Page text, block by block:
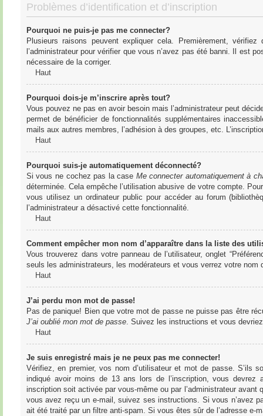
Problèmes d’identification et d’inscription
Pourquoi ne puis-je pas me connecter?
Plusieurs raisons peuvent expliquer cela. Premièrement,
l’administrateur pour vérifier que vous n’avez pas été banni. Il est
nécessaire de la corriger.
Haut
Pourquoi dois-je m’inscrire après tout?
Vous pouvez ne pas en avoir besoin mais l’administrateur peut
permet de bénéficier de fonctionnalités supplémentaires
mails aux autres membres, l’adhésion à des groupes, etc.
Haut
Pourquoi suis-je automatiquement déconnecté?
Si vous ne cochez pas la case Me connecter automatiquement à
déterminée. Cela empêche l’utilisation abusive de votre compte.
vous utilisez un ordinateur public pour accéder au forum
l’administrateur a désactivé cette fonctionnalité.
Haut
Comment empêcher mon nom d’apparaître dans la liste des
Vous trouverez dans votre panneau de l’utilisateur, onglet
seuls les administrateurs, les modérateurs et vous verrez votre
Haut
J’ai perdu mon mot de passe!
Pas de panique! Bien que votre mot de passe ne puisse pas être
J’ai oublié mon mot de passe. Suivez les instructions et vous
Haut
Je suis enregistré mais je ne peux pas me connecter!
Vérifiez, en premier, vos nom d’utilisateur et mot de passe.
indiqué avoir moins de 13 ans lors de l’inscription, vous
inscription soit activée par vous-même ou par l’administrateur
vous avez reçu un e-mail, suivez ses instructions. Si vous n’avez
ait été traité par un filtre anti-spam. Si vous êtes sûr de l’adresse e-